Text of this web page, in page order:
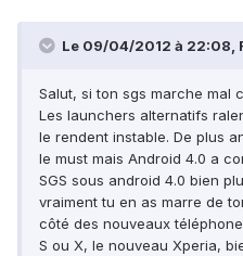
Le 09/04/2012 à 22:08,
Salut, si ton sgs marche mal
Les launchers alternatifs
le rendent instable. De plus
le must mais Android 4.0 a
SGS sous android 4.0 bien
vraiment tu en as marre de
côté des nouveaux
S ou X, le nouveau Xperia,